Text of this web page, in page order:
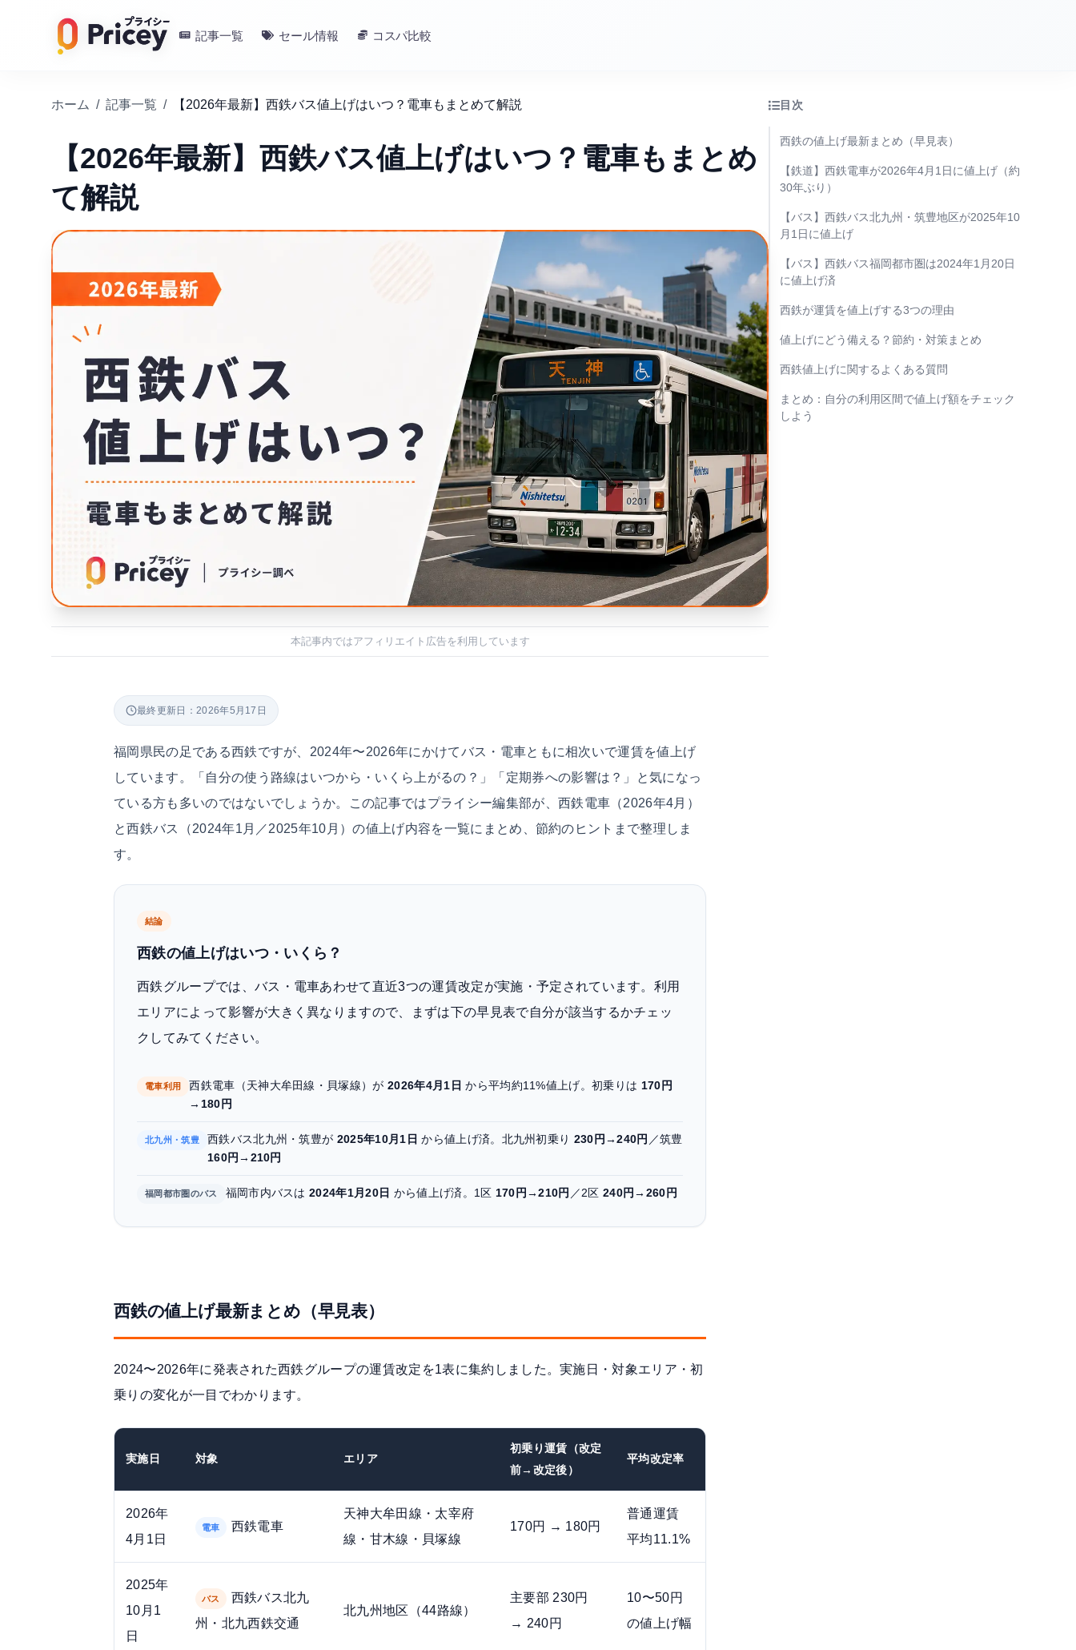
記事一覧 セール情報 コスパ比較
ホーム / 記事一覧 / 【2026年最新】西鉄バス値上げはいつ？電車もまとめて解説
【2026年最新】西鉄バス値上げはいつ？電車もまとめ
て解説
本記事内ではアフィリエイト広告を利用しています
最終更新日：2026年5月17日
福岡県民の足である西鉄ですが、2024年〜2026年にかけてバス・電車ともに相次いで運賃を値上げ
しています。「自分の使う路線はいつから・いくら上がるの？」「定期券への影響は？」と気になっ
ている方も多いのではないでしょうか。この記事ではプライシー編集部が、西鉄電車（2026年4月）
と西鉄バス（2024年1月／2025年10月）の値上げ内容を一覧にまとめ、節約のヒントまで整理しま
す。
結論
西鉄の値上げはいつ・いくら？
西鉄グループでは、バス・電車あわせて直近3つの運賃改定が実施・予定されています。利用
エリアによって影響が大きく異なりますので、まずは下の早見表で自分が該当するかチェッ
クしてみてください。
電車利用 西鉄電車（天神大牟田線・貝塚線）が2026年4月1日 から平均約11%値上げ。初乗りは 170円
→180円
北九州・筑豊 西鉄バス北九州・筑豊が 2025年10月1日 から値上げ済。北九州初乗り 230円→240円 ／筑豊
160円→210円
福岡都市圏のバス 福岡市内バスは2024年1月20日 から値上げ済。1区 170円→210円 ／2区240円→260円
西鉄の値上げ最新まとめ（早見表）
2024〜2026年に発表された西鉄グループの運賃改定を1表に集約しました。実施日・対象エリア・初
乗りの変化が一目でわかります。
実施日 対象 エリア
初乗り運賃（改定
前→改定後）
平均改定率
2026年
4月1日
電車 西鉄電車
天神大牟田線・太宰府
線・甘木線・貝塚線
170円 → 180円
普通運賃
平均11.1%
2025年
10月1
日
バス
西鉄バス北九
州・北九西鉄交通
北九州地区（44路線）
主要部 230円
→ 240円
10〜50円
の値上げ幅
目次
西鉄の値上げ最新まとめ（早見表）
【鉄道】西鉄電車が2026年4月1日に値上げ（約
30年ぶり）
【バス】西鉄バス北九州・筑豊地区が2025年10
月1日に値上げ
【バス】西鉄バス福岡都市圏は2024年1月20日
に値上げ済
西鉄が運賃を値上げする3つの理由
値上げにどう備える？節約・対策まとめ
西鉄値上げに関するよくある質問
まとめ：自分の利用区間で値上げ額をチェック
しよう